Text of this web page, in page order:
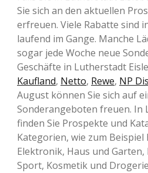
Sie sich an den aktuellen
erfreuen. Viele Rabatte sind
laufend im Gange. Manche
sogar jede Woche neue
Geschäfte in Lutherstadt
Kaufland, Netto, Rewe, NP
August können Sie sich auf
Sonderangeboten freuen. In
finden Sie Prospekte und
Kategorien, wie zum
Elektronik, Haus und Garten,
Sport, Kosmetik und